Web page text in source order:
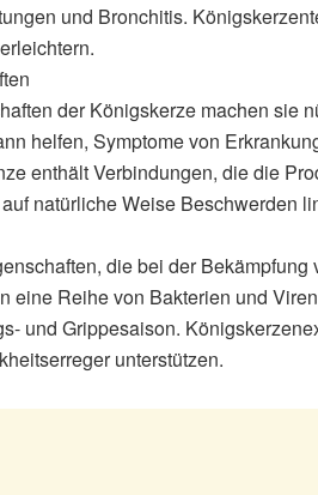
und Bronchitis.
der Königskerze machen sie
helfen, Symptome von
enthält Verbindungen, die die
natürliche Weise Beschwerden
die bei der Bekämpfung
eine Reihe von Bakterien und
und Grippesaison.
unterstützen.